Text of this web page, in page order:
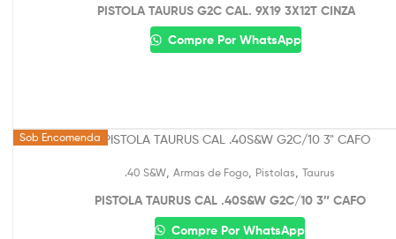
PISTOLA TAURUS G2C CAL. 9X19 3X12T CINZA
Compre Por WhatsApp
Sob Encomenda
.40 S&W Armas de Fogo Pistolas Taurus
PISTOLA TAURUS CAL .40S&W G2C/10 3″ CAFO
Compre Por WhatsApp